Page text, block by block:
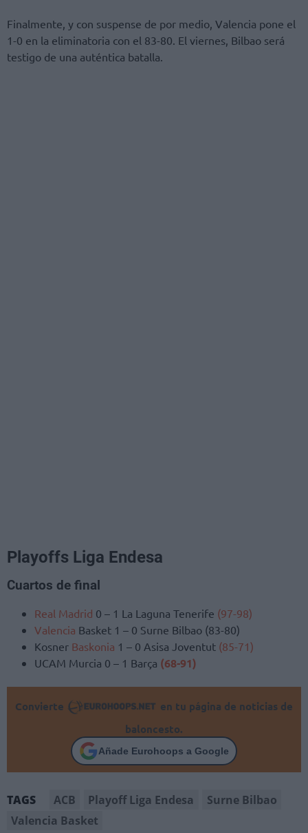
Finalmente, y con suspense de por medio, Valencia pone el
1-0 en la eliminatoria con el 83-80. El viernes, Bilbao será
testigo de una auténtica batalla.
Playoffs Liga Endesa
Cuartos de final
Real Madrid 0 – 1 La Laguna Tenerife (97-98)
Valencia Basket 1 – 0 Surne Bilbao (83-80)
Kosner Baskonia 1 – 0 Asisa Joventut (85-71)
UCAM Murcia 0 – 1 Barça (68-91)
Convierte
en tu página de noticias de
baloncesto.
Añade Eurohoops a Google
TAGS ACB Playoff Liga Endesa
Surne Bilbao
Valencia Basket